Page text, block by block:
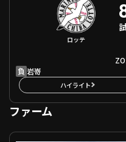
ロッテ
負 岩嵜
ハイライト
ファーム
ファーム 千葉ロッテ VS ハヤテ